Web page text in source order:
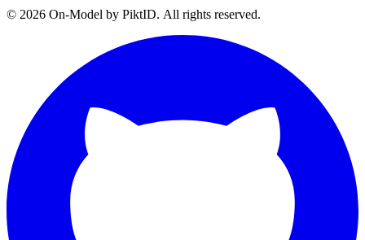
© 2026 On-Model by PiktID. All rights reserved.